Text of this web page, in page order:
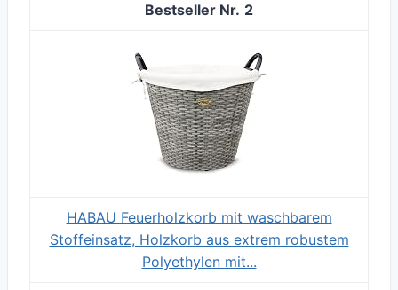
2
HABAU Feuerholzkorb mit waschbarem
Stoffeinsatz, Holzkorb aus extrem robustem
Polyethylen mit...